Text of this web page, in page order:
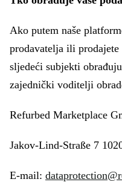
Ako putem naše
prodavatelja ili
sljedeći subjekti
zajednički voditelji
Refurbed Marketplace
Jakov-Lind-Straße 7
E-mail: